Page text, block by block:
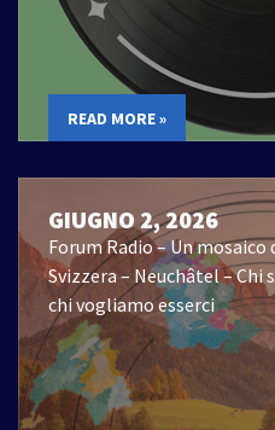
READ MORE »
GIUGNO 2, 2026
Forum Radio – Un
Svizzera – Neuchâtel – Chi
chi vogliamo esserci